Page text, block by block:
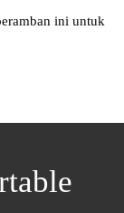
ini untuk